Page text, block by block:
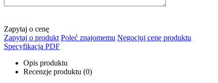
Zapytaj o cenę
Zapytaj o produkt Poleć znajomemu Negocjuj cenę produktu
Specyfikacja PDF
Opis produktu
Recenzje produktu (0)